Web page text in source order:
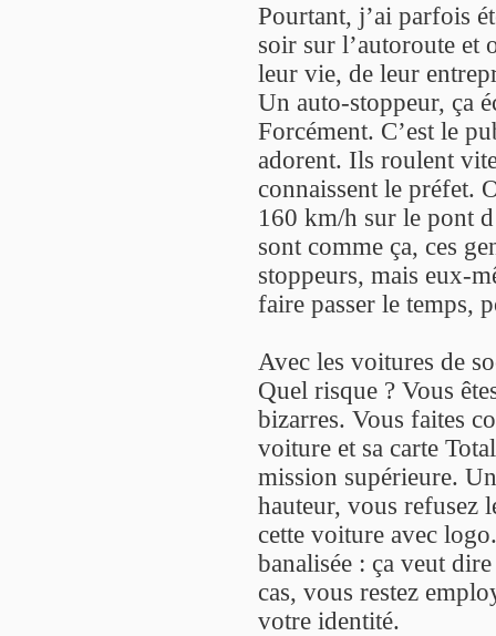
Pourtant, j’ai parfois
soir sur l’autoroute et
leur vie, de leur
Un auto-stoppeur, ça
Forcément. C’est le
adorent. Ils roulent
connaissent le préfet.
160 km/h sur le pont
sont comme ça, ces
stoppeurs, mais eux-
faire passer le temps,
Avec les voitures de
Quel risque ? Vous
bizarres. Vous faites
voiture et sa carte
mission supérieure.
hauteur, vous refusez
cette voiture avec
banalisée : ça veut
cas, vous restez
votre identité.